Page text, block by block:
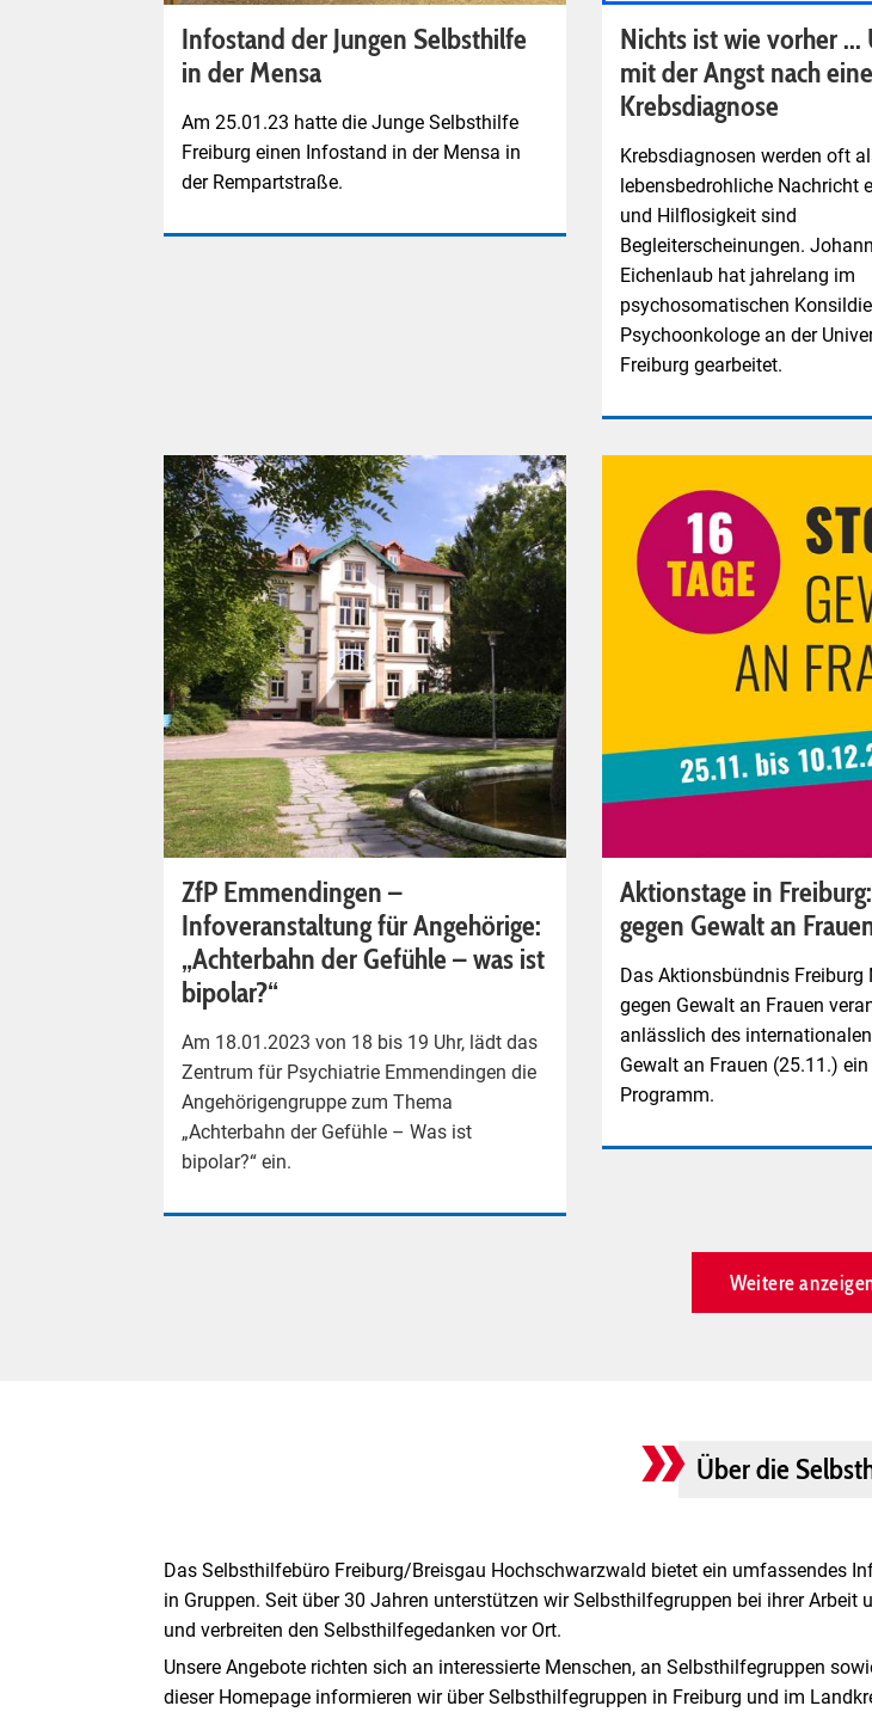
Infostand der Jungen Selbsthilfe
in der Mensa
Am 25.01.23 hatte die Junge Selbsthilfe
Freiburg einen Infostand in der Mensa in
der Rempartstraße.
Nichts ist wie vorher ...
mit der Angst nach
Krebsdiagnose
Krebsdiagnosen werden oft
lebensbedrohliche Nachricht
und Hilflosigkeit sind
Begleiterscheinungen.
Eichenlaub hat jahrelang im
psychosomatischen
Psychoonkologe an der
Freiburg gearbeitet.
ZfP Emmendingen –
Infoveranstaltung für Angehörige:
„Achterbahn der Gefühle – was ist
bipolar?“
Am 18.01.2023 von 18 bis 19 Uhr, lädt das
Zentrum für Psychiatrie Emmendingen die
Angehörigengruppe zum Thema
„Achterbahn der Gefühle – Was ist
bipolar?“ ein.
Aktionstage in Freiburg:
gegen Gewalt an
Das Aktionsbündnis Freiburg
gegen Gewalt an Frauen
anlässlich des
Gewalt an Frauen (25.11.)
Programm.
Weitere
Über die
Das Selbsthilfebüro Freiburg/Breisgau Hochschwarzwald bietet ein umfassendes
in Gruppen. Seit über 30 Jahren unterstützen wir Selbsthilfegruppen bei ihrer
und verbreiten den Selbsthilfegedanken vor Ort.
Unsere Angebote richten sich an interessierte Menschen, an Selbsthilfegruppen
dieser Homepage informieren wir über Selbsthilfegruppen in Freiburg und im